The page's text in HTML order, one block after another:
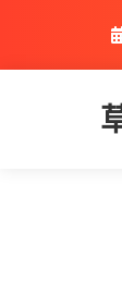
content